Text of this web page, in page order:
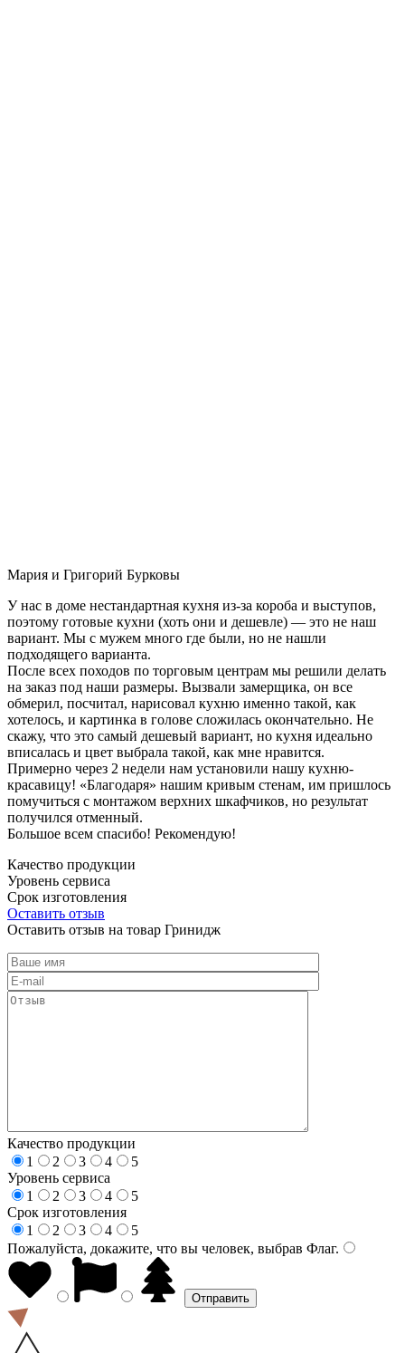
Мария и Григорий Бурковы
У нас в доме нестандартная кухня из-за короба и выступов,
поэтому готовые кухни (хоть они и дешевле) — это не наш
вариант. Мы с мужем много где были, но не нашли
подходящего варианта.
После всех походов по торговым центрам мы решили делать
на заказ под наши размеры. Вызвали замерщика, он все
обмерил, посчитал, нарисовал кухню именно такой, как
хотелось, и картинка в голове сложилась окончательно. Не
скажу, что это самый дешевый вариант, но кухня идеально
вписалась и цвет выбрала такой, как мне нравится.
Примерно через 2 недели нам установили нашу кухню-
красавицу! «Благодаря» нашим кривым стенам, им пришлось
помучиться с монтажом верхних шкафчиков, но результат
получился отменный.
Большое всем спасибо! Рекомендую!
Качество продукции
Уровень сервиса
Срок изготовления
Оставить отзыв
Оставить отзыв на товар Гринидж
Качество продукции
1
2 3 4
5
Уровень сервиса
1
2 3 4
5
Срок изготовления
1
2 3 4
5
Пожалуйста, докажите, что вы человек, выбрав Флаг.